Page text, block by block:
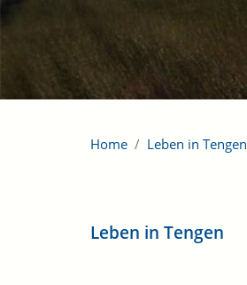
Home Leben in Tengen
Leben in Tengen